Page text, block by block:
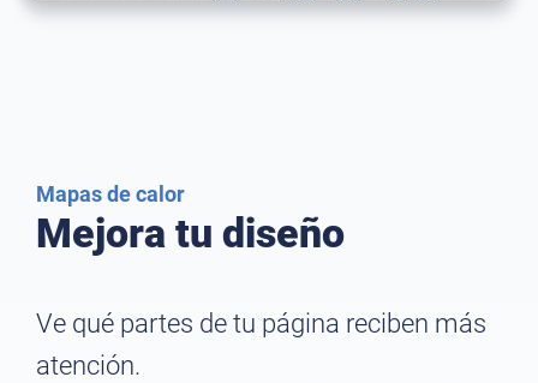
Mapas de calor
Mejora tu diseño
Ve qué partes de tu página reciben más
atención.